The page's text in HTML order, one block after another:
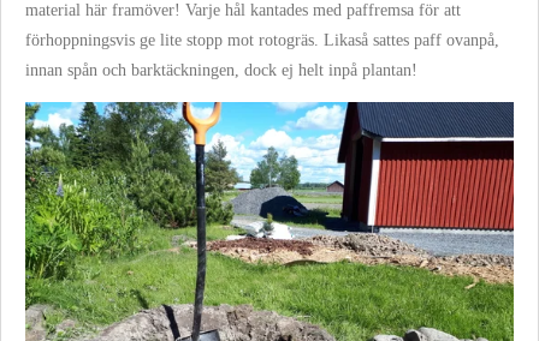
material här framöver! Varje hål kantades med paffremsa för att
förhoppningsvis ge lite stopp mot rotogräs. Likaså sattes paff ovanpå,
innan spån och barktäckningen, dock ej helt inpå plantan!